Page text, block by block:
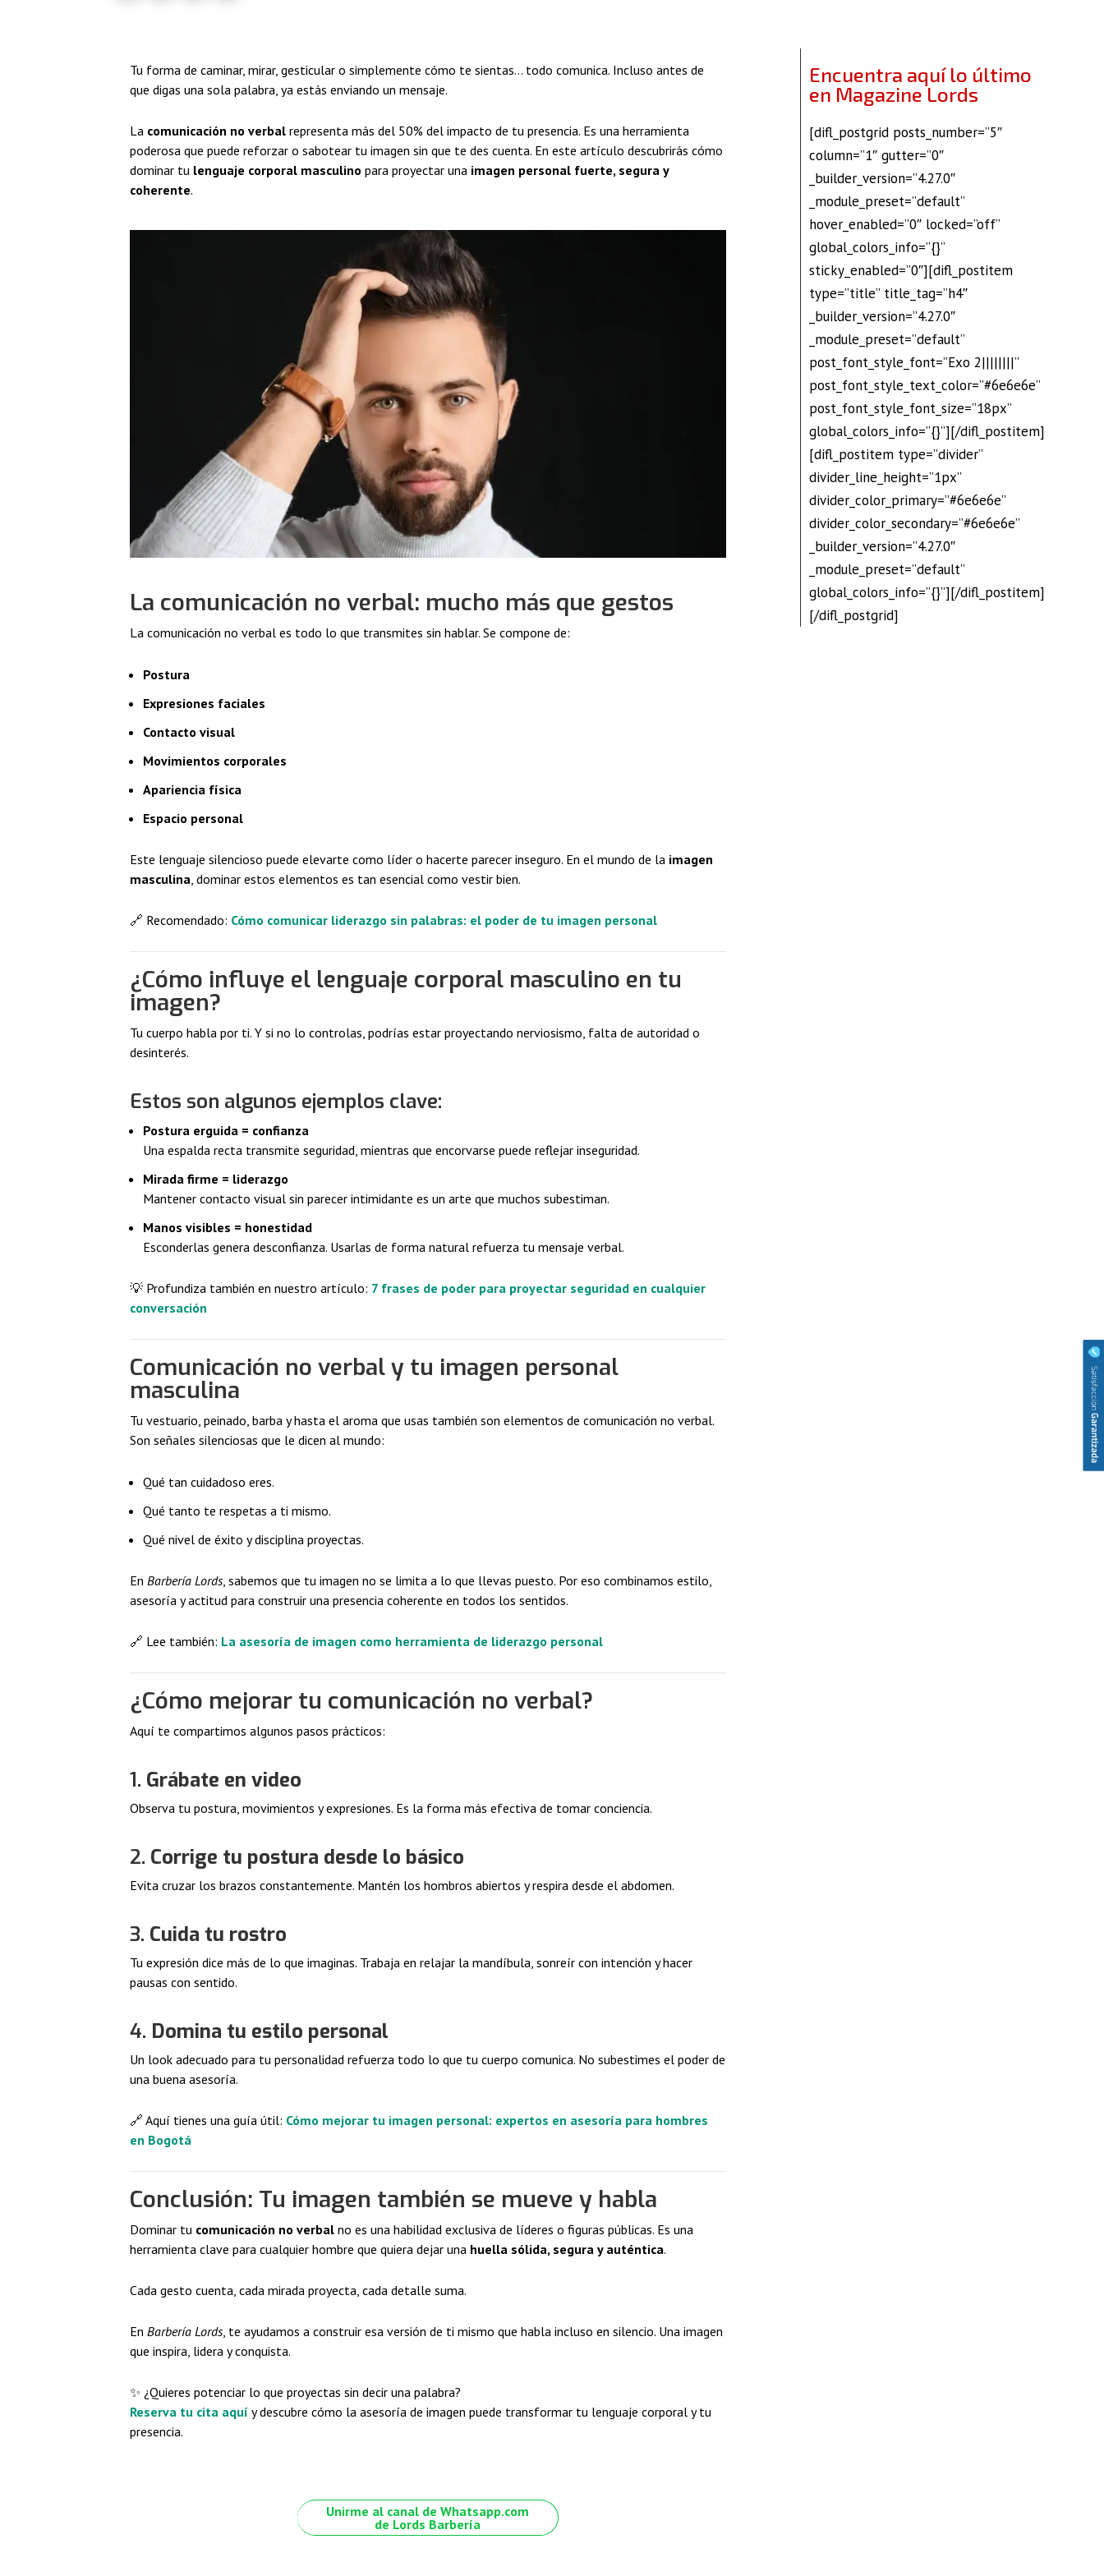
Tu forma de caminar, mirar, gesticular o simplemente cómo te sientas… todo comunica. Incluso antes de
que digas una sola palabra, ya estás enviando un mensaje.
La comunicación no verbalrepresenta más del 50% del impacto de tu presencia. Es una herramienta
poderosa que puede reforzar o sabotear tu imagen sin que te des cuenta. En este artículo descubrirás cómo
dominar tu lenguaje corporal masculino para proyectar una imagen personal fuerte, segura y
coherente.
La comunicación no verbal: mucho más que gestos
La comunicación no verbal es todo lo que transmites sin hablar. Se compone de:
Postura
Expresiones faciales
Contacto visual
Movimientos corporales
Apariencia física
Espacio personal
Este lenguaje silencioso puede elevarte como líder o hacerte parecer inseguro. En el mundo de la imagen
masculina, dominar estos elementos es tan esencial como vestir bien.
🔗 Recomendado: Cómo comunicar liderazgo sin palabras: el poder de tu imagen personal
¿Cómo influye el lenguaje corporal masculino en tu
imagen?
Tu cuerpo habla por ti. Y si no lo controlas, podrías estar proyectando nerviosismo, falta de autoridad o
desinterés.
Estos son algunos ejemplos clave:
Postura erguida = confianza
Una espalda recta transmite seguridad, mientras que encorvarse puede reflejar inseguridad.
Mirada firme = liderazgo
Mantener contacto visual sin parecer intimidante es un arte que muchos subestiman.
Manos visibles = honestidad
Esconderlas genera desconfianza. Usarlas de forma natural refuerza tu mensaje verbal.
💡 Profundiza también en nuestro artículo: 7 frases de poder para proyectar seguridad en cualquier
conversación
Comunicación no verbal y tu imagen personal
masculina
Tu vestuario, peinado, barba y hasta el aroma que usas también son elementos de comunicación no verbal.
Son señales silenciosas que le dicen al mundo:
Qué tan cuidadoso eres.
Qué tanto te respetas a ti mismo.
Qué nivel de éxito y disciplina proyectas.
En Barbería Lords, sabemos que tu imagen no se limita a lo que llevas puesto. Por eso combinamos estilo,
asesoría y actitud para construir una presencia coherente en todos los sentidos.
🔗 Lee también: La asesoría de imagen como herramienta de liderazgo personal
¿Cómo mejorar tu comunicación no verbal?
Aquí te compartimos algunos pasos prácticos:
1. Grábate en video
Observa tu postura, movimientos y expresiones. Es la forma más efectiva de tomar conciencia.
2. Corrige tu postura desde lo básico
Evita cruzar los brazos constantemente. Mantén los hombros abiertos y respira desde el abdomen.
3. Cuida tu rostro
Tu expresión dice más de lo que imaginas. Trabaja en relajar la mandíbula, sonreír con intención y hacer
pausas con sentido.
4. Domina tu estilo personal
Un look adecuado para tu personalidad refuerza todo lo que tu cuerpo comunica. No subestimes el poder de
una buena asesoría.
🔗 Aquí tienes una guía útil: Cómo mejorar tu imagen personal: expertos en asesoría para hombres
en Bogotá
Conclusión: Tu imagen también se mueve y habla
Dominar tu comunicación no verbalno es una habilidad exclusiva de líderes o figuras públicas. Es una
herramienta clave para cualquier hombre que quiera dejar una huella sólida, segura y auténtica.
Cada gesto cuenta, cada mirada proyecta, cada detalle suma.
En Barbería Lords, te ayudamos a construir esa versión de ti mismo que habla incluso en silencio. Una imagen
que inspira, lidera y conquista.
✨ ¿Quieres potenciar lo que proyectas sin decir una palabra?
Reserva tu cita aquí y descubre cómo la asesoría de imagen puede transformar tu lenguaje corporal y tu
presencia.
Unirme al canal de Whatsapp.com
de Lords Barbería
Encuentra aquí lo último
en Magazine Lords
[difl_postgrid posts_number=”5″
column=”1″ gutter=”0″
_builder_version=”4.27.0″
_module_preset=”default”
hover_enabled=”0″ locked=”off”
global_colors_info=”{}”
sticky_enabled=”0″][difl_postitem
type=”title” title_tag=”h4″
_builder_version=”4.27.0″
_module_preset=”default”
post_font_style_font=”Exo 2||||||||”
post_font_style_text_color=”#6e6e6e”
post_font_style_font_size=”18px”
global_colors_info=”{}”][/difl_postitem]
[difl_postitem type=”divider”
divider_line_height=”1px”
divider_color_primary=”#6e6e6e”
divider_color_secondary=”#6e6e6e”
_builder_version=”4.27.0″
_module_preset=”default”
global_colors_info=”{}”][/difl_postitem]
[/difl_postgrid]